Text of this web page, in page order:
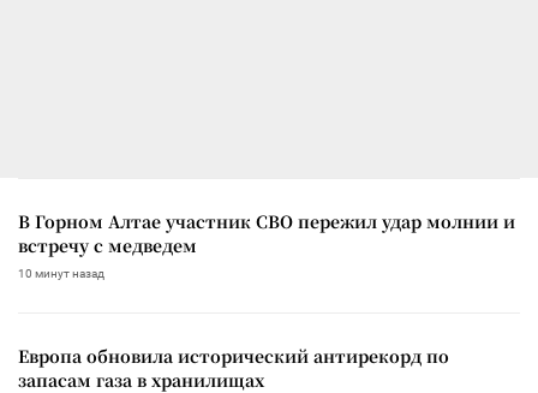
В Горном Алтае участник СВО пережил удар молнии и
встречу с медведем
10 минут назад
Европа обновила исторический антирекорд по
запасам газа в хранилищах